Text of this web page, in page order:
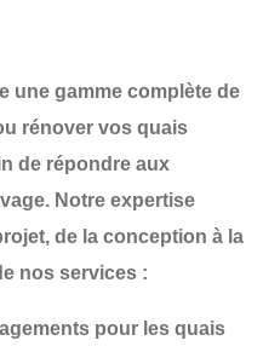
une gamme complète de
rénover vos quais
de répondre aux
Notre expertise
de la conception à la
nos services :
pour les quais